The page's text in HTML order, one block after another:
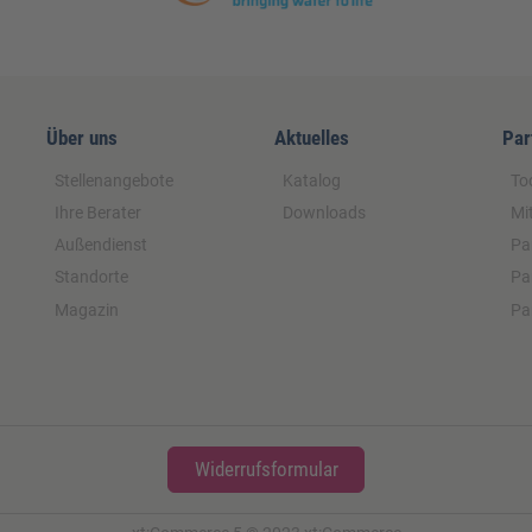
Über uns
Stellenangebote
Ihre Berater
Außendienst
Standorte
Magazin
Aktuelles
Katalog
Downloads
Widerrufsformular